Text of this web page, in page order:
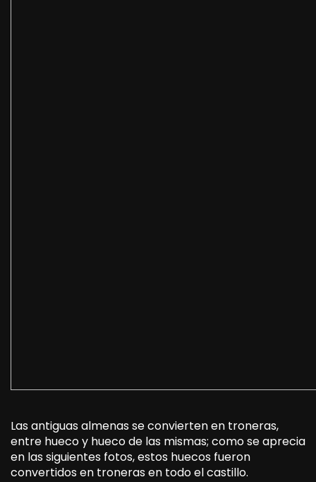
Las antiguas almenas se convierten en troneras,
entre hueco y hueco de las mismas; como se aprecia
en las siguientes fotos, estos huecos fueron
convertidos en troneras en todo el castillo.